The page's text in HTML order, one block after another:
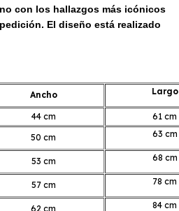
con los hallazgos más icónicos
El diseño está realizado
Ancho Largo
44 cm
61 cm
50 cm 63 cm
53 cm 68 cm
57 cm 78 cm
62 cm 84 cm